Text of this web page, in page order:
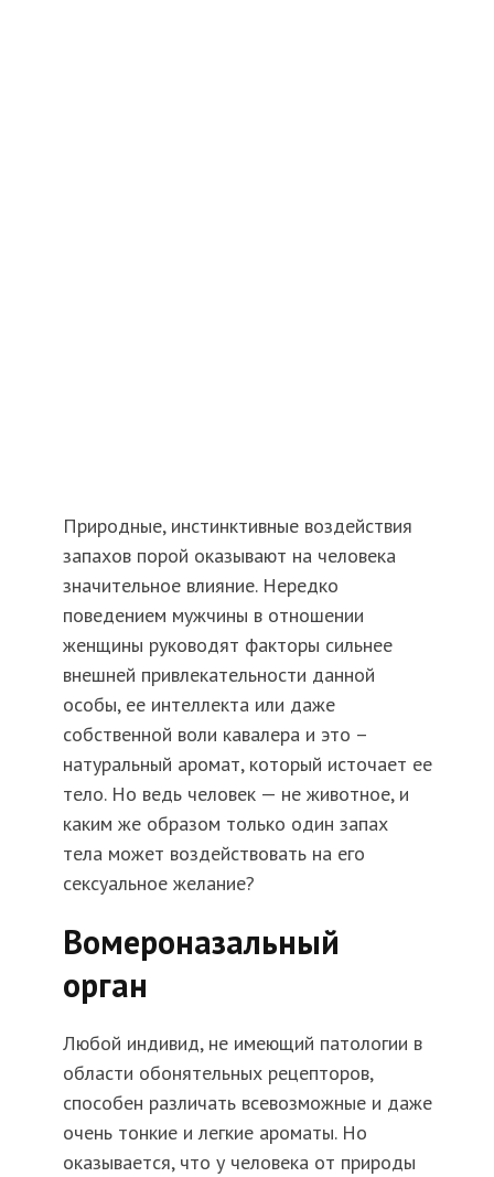
Природные, инстинктивные воздействия
запахов порой оказывают на человека
значительное влияние. Нередко
поведением мужчины в отношении
женщины руководят факторы сильнее
внешней привлекательности данной
особы, ее интеллекта или даже
собственной воли кавалера и это –
натуральный аромат, который источает ее
тело. Но ведь человек — не животное, и
каким же образом только один запах
тела может воздействовать на его
сексуальное желание?
Вомероназальный
орган
Любой индивид, не имеющий патологии в
области обонятельных рецепторов,
способен различать всевозможные и даже
очень тонкие и легкие ароматы. Но
оказывается, что у человека от природы